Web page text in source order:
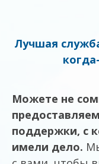
Лучшая
Можете не
поддержки, с
имели дело.